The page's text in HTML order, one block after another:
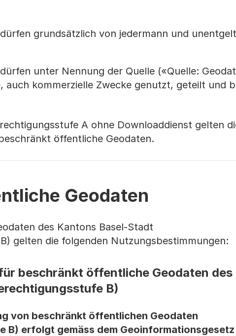
grundsätzlich von jedermann und
unter Nennung der Quelle («Quelle:
auch kommerzielle Zwecke genutzt, geteilt und
A ohne Downloaddienst gelten
öffentliche Geodaten.
Geodaten
des Kantons Basel-Stadt
gelten die folgenden Nutzungsbestimmungen:
beschränkt öffentliche Geodaten
B)
von beschränkt öffentlichen Geodaten
B) erfolgt gemäss dem Geoinformationsgesetz